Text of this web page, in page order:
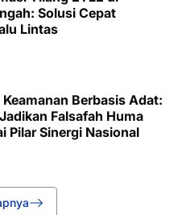
Solusi Cepat
Lintas
Berbasis Adat:
Falsafah Huma
Pilar Sinergi Nasional